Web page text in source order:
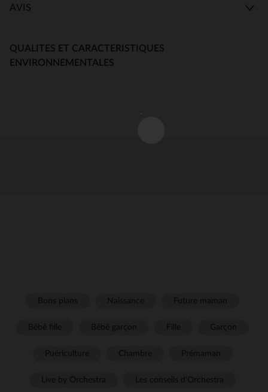
AVIS
QUALITES ET CARACTERISTIQUES
ENVIRONNEMENTALES